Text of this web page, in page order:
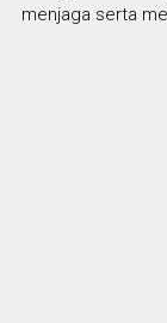
menjaga serta